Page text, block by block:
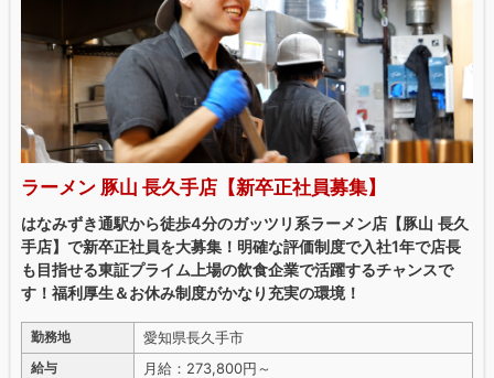
ラーメン 豚山 長久手店【新卒正社員募集】
はなみずき通駅から徒歩4分のガッツリ系ラーメン店【豚山 長久
手店】で新卒正社員を大募集！明確な評価制度で入社1年で店長
も目指せる東証プライム上場の飲食企業で活躍するチャンスで
す！福利厚生＆お休み制度がかなり充実の環境！
勤務地 愛知県⾧久手市
給与 月給：273,800円～